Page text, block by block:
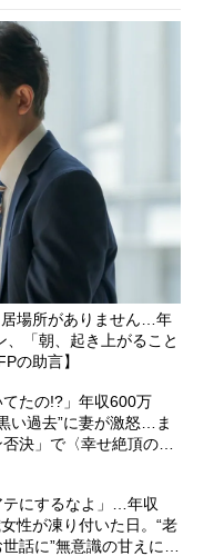
場所がありません…年
、「朝、起き上がること
の助言】
てたの!?」年収600万
い過去”に妻が激怒…ま
決」で〈幸せ絶頂のマ
テにするなよ」…年収
性が凍り付いた日。“老
話に”無意識の甘えに突